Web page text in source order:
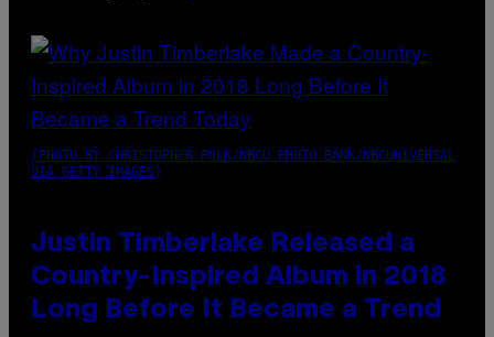
(PHOTO BY CHRISTOPHER POLK/NBCU PHOTO BANK/NBCUNIVERSAL
VIA GETTY IMAGES)
Justin Timberlake Released a
Country-Inspired Album in 2018
Long Before It Became a Trend